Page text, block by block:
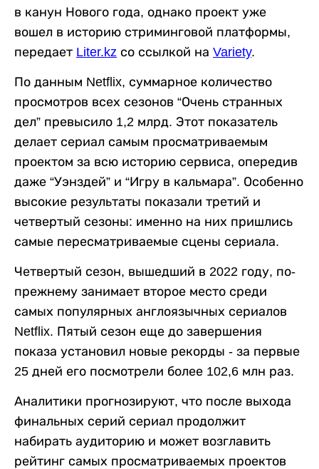
в канун Нового года, однако проект уже
вошел в историю стриминговой платформы,
передает Liter.kz со ссылкой на Variety.
По данным Netflix, суммарное количество
просмотров всех сезонов “Очень странных
дел” превысило 1,2 млрд. Этот показатель
делает сериал самым просматриваемым
проектом за всю историю сервиса, опередив
даже “Уэнздей” и “Игру в кальмара”. Особенно
высокие результаты показали третий и
четвертый сезоны: именно на них пришлись
самые пересматриваемые сцены сериала.
Четвертый сезон, вышедший в 2022 году, по-
прежнему занимает второе место среди
самых популярных англоязычных сериалов
Netflix. Пятый сезон еще до завершения
показа установил новые рекорды - за первые
25 дней его посмотрели более 102,6 млн раз.
Аналитики прогнозируют, что после выхода
финальных серий сериал продолжит
набирать аудиторию и может возглавить
рейтинг самых просматриваемых проектов